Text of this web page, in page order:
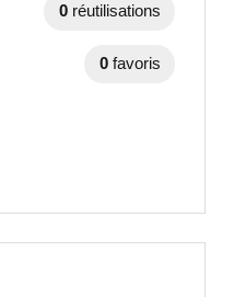
0 réutilisations
0 favoris